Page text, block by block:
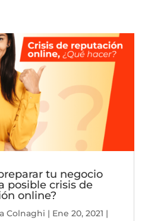
tu negocio
posible crisis de
online?
Colnaghi | Ene 20, 2021 |